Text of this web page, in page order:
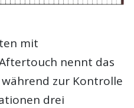
mit
nennt das
während zur Kontrolle
drei